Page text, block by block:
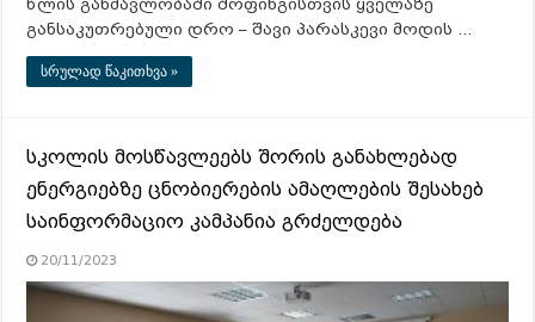
განსაკუთრებული დრო – შავი პარასკევი მოდის …
სრულად წაკითხვა »
სკოლის მოსწავლეებს შორის განახლებად
ენერგიებზე ცნობიერების ამაღლების შესახებ
საინფორმაციო კამპანია გრძელდება
20/11/2023